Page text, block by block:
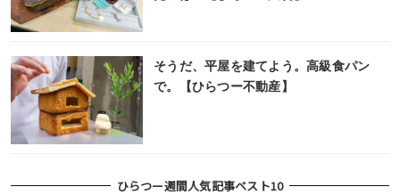
そうだ、平屋を建てよう。高級食パン
で。【ひらつー不動産】
ひらつー週間人気記事ベスト10